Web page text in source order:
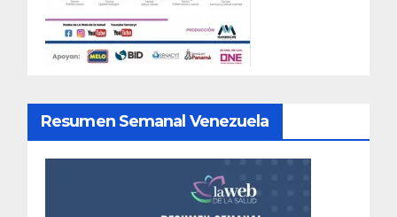
Resumen Semanal Venezuela